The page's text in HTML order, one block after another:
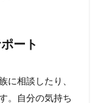
ート
に相談したり、
。自分の気持ち